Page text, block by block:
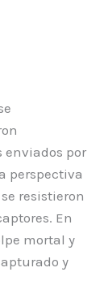
enviados por
perspectiva
resistieron
En
mortal y
y